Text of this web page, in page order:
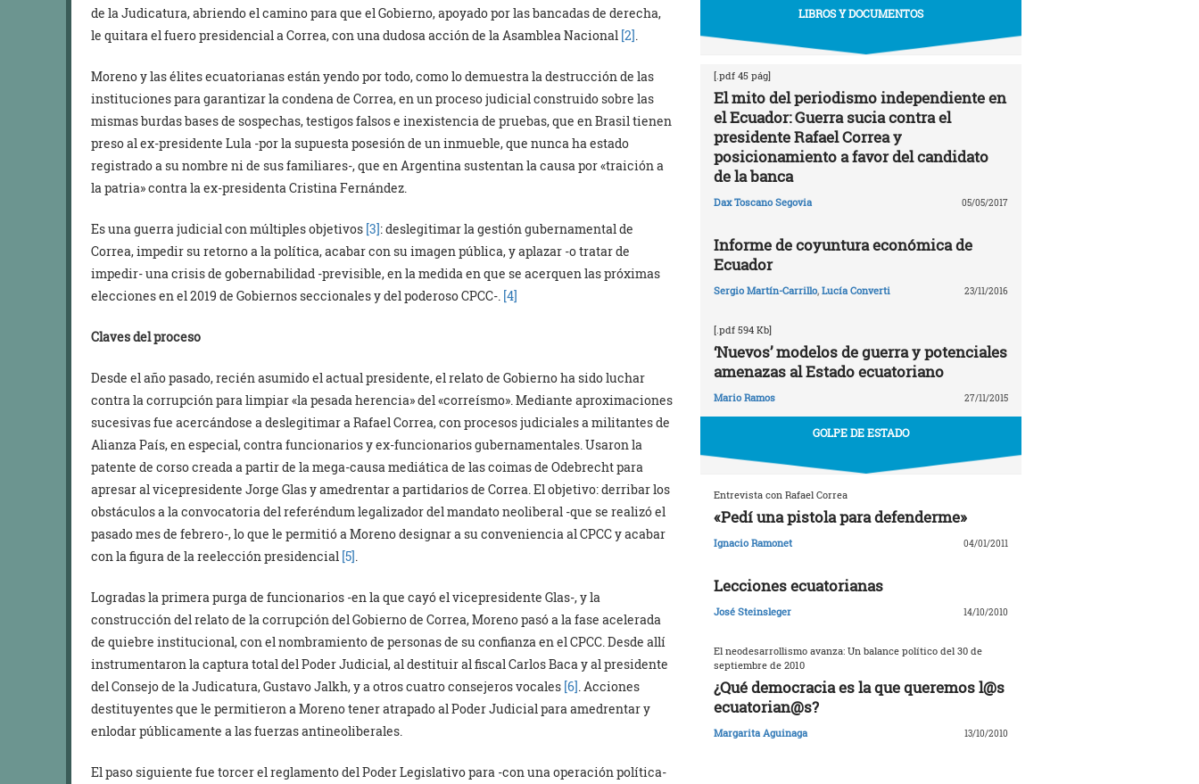
de la Judicatura, abriendo el camino para que el Gobierno, apoyado por las bancadas de derecha,
le quitara el fuero presidencial a Correa, con una dudosa acción de la Asamblea Nacional [2].
Moreno y las élites ecuatorianas están yendo por todo, como lo demuestra la destrucción de las
instituciones para garantizar la condena de Correa, en un proceso judicial construido sobre las
mismas burdas bases de sospechas, testigos falsos e inexistencia de pruebas, que en Brasil tienen
preso al ex-presidente Lula -por la supuesta posesión de un inmueble, que nunca ha estado
registrado a su nombre ni de sus familiares-, que en Argentina sustentan la causa por «traición a
la patria» contra la ex-presidenta Cristina Fernández.
Es una guerra judicial con múltiples objetivos [3]: deslegitimar la gestión gubernamental de
Correa, impedir su retorno a la política, acabar con su imagen pública, y aplazar -o tratar de
impedir- una crisis de gobernabilidad -previsible, en la medida en que se acerquen las próximas
elecciones en el 2019 de Gobiernos seccionales y del poderoso CPCC-. [4]
Claves del proceso
Desde el año pasado, recién asumido el actual presidente, el relato de Gobierno ha sido luchar
contra la corrupción para limpiar «la pesada herencia» del «correísmo». Mediante aproximaciones
sucesivas fue acercándose a deslegitimar a Rafael Correa, con procesos judiciales a militantes de
Alianza País, en especial, contra funcionarios y ex-funcionarios gubernamentales. Usaron la
patente de corso creada a partir de la mega-causa mediática de las coimas de Odebrecht para
apresar al vicepresidente Jorge Glas y amedrentar a partidarios de Correa. El objetivo: derribar los
obstáculos a la convocatoria del referéndum legalizador del mandato neoliberal -que se realizó el
pasado mes de febrero-, lo que le permitió a Moreno designar a su conveniencia al CPCC y acabar
con la figura de la reelección presidencial [5].
Logradas la primera purga de funcionarios -en la que cayó el vicepresidente Glas-, y la
construcción del relato de la corrupción del Gobierno de Correa, Moreno pasó a la fase acelerada
de quiebre institucional, con el nombramiento de personas de su confianza en el CPCC. Desde allí
instrumentaron la captura total del Poder Judicial, al destituir al fiscal Carlos Baca y al presidente
del Consejo de la Judicatura, Gustavo Jalkh, y a otros cuatro consejeros vocales [6]. Acciones
destituyentes que le permitieron a Moreno tener atrapado al Poder Judicial para amedrentar y
enlodar públicamente a las fuerzas antineoliberales.
El paso siguiente fue torcer el reglamento del Poder Legislativo para -con una operación política-
LIBROS Y DOCUMENTOS
[.pdf 45 pág]
El mito del periodismo independiente en
el Ecuador: Guerra sucia contra el
presidente Rafael Correa y
posicionamiento a favor del candidato
de la banca
Dax Toscano Segovia 05/05/2017
Informe de coyuntura económica de
Ecuador
Sergio Martín-Carrillo, Lucía Converti 23/11/2016
[.pdf 594 Kb]
‘Nuevos’ modelos de guerra y potenciales
amenazas al Estado ecuatoriano
Mario Ramos 27/11/2015
GOLPE DE ESTADO
Entrevista con Rafael Correa
«Pedí una pistola para defenderme»
Ignacio Ramonet 04/01/2011
Lecciones ecuatorianas
José Steinsleger 14/10/2010
El neodesarrollismo avanza: Un balance político del 30 de
septiembre de 2010
¿Qué democracia es la que queremos l@s
ecuatorian@s?
Margarita Aguinaga 13/10/2010